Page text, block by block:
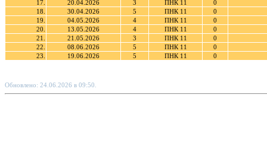
17.
20.04.2026 3 ПНК 11
0
18.
30.04.2026 5 ПНК 11
0
19.
04.05.2026 4 ПНК 11
0
20.
13.05.2026 4 ПНК 11
0
21.
21.05.2026 3 ПНК 11
0
22.
08.06.2026 5 ПНК 11
0
23.
19.06.2026 5 ПНК 11 0
Обновлено: 24.06.2026 в 09:50.